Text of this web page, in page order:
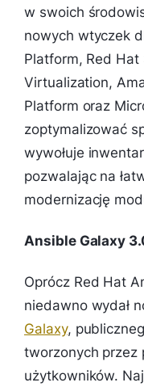
w swoich
nowych wtyczek
Platform, Red
Virtualization,
Platform oraz
zoptymalizować
wywołuje
pozwalając na
modernizację
Ansible Galaxy
Oprócz Red Hat
niedawno wydał
Galaxy,
tworzonych przez
użytkowników.